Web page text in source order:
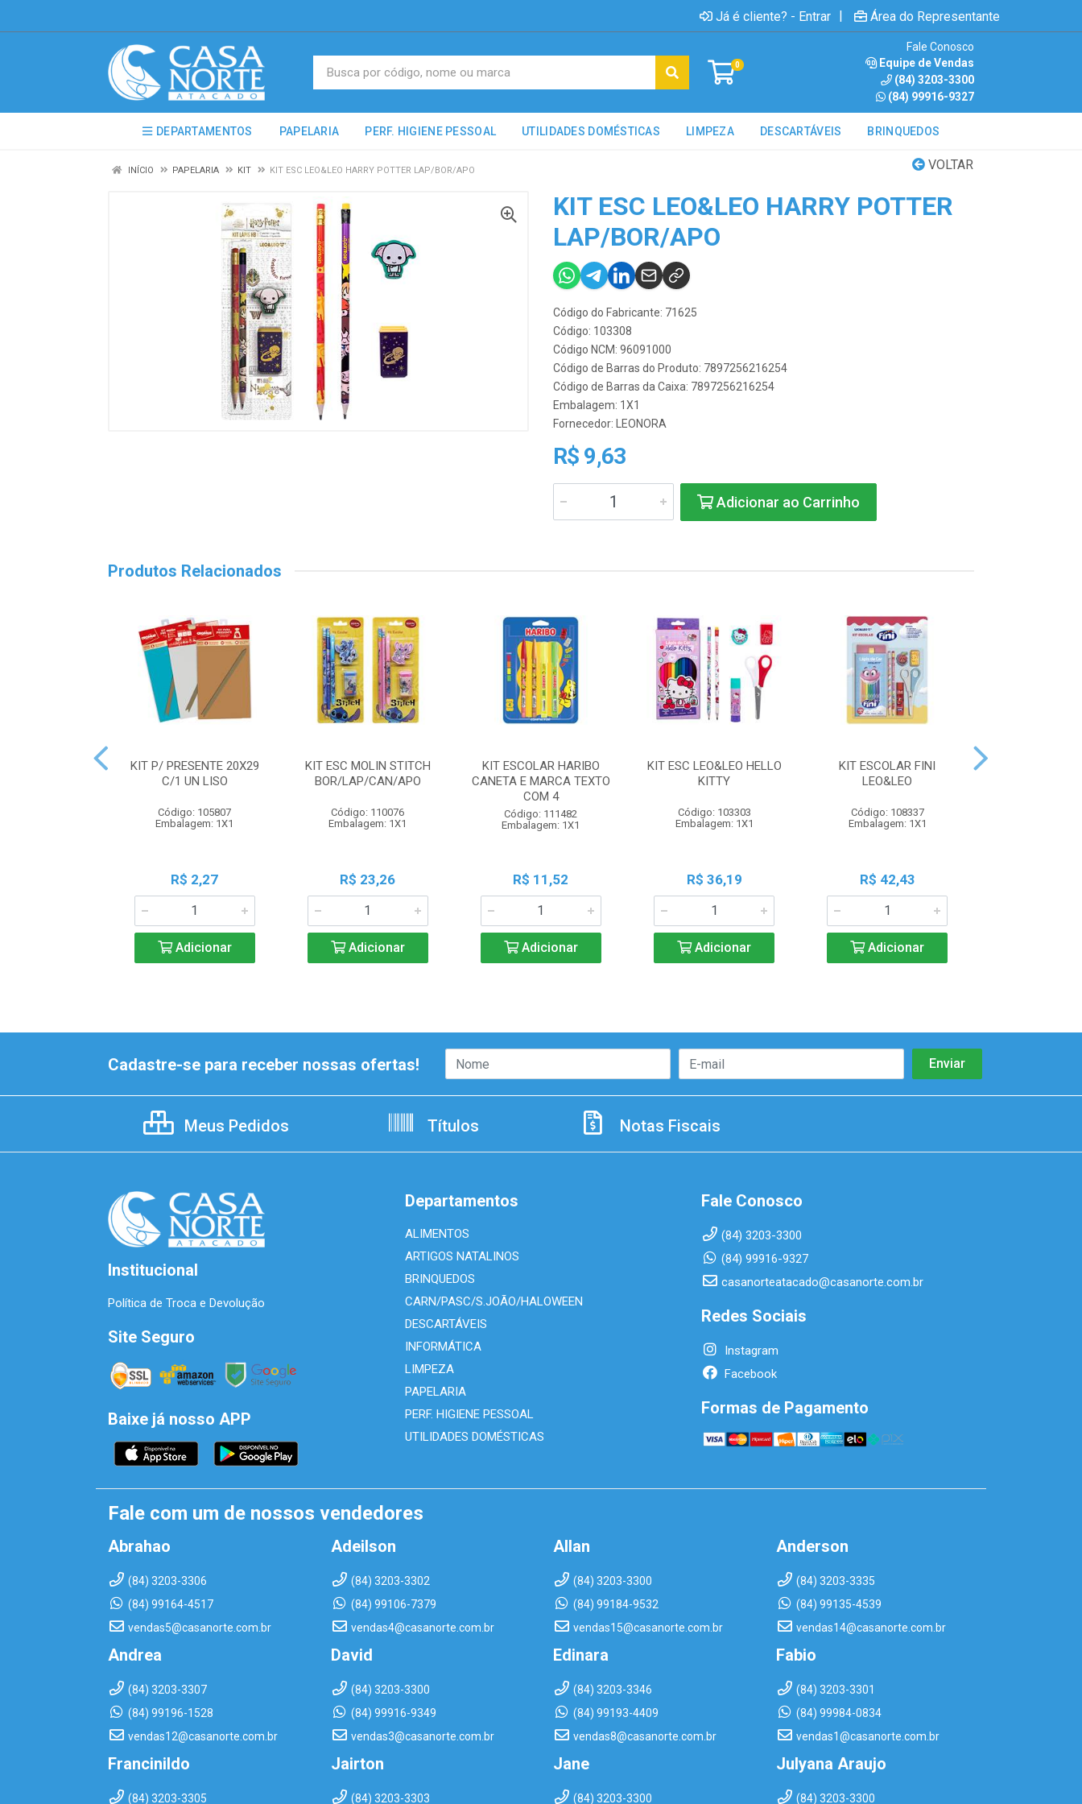
Já é cliente? - Entrar | Área do Representante
0
Fale Conosco
Equipe de Vendas
(84) 3203-3300
(84) 99916-9327
DEPARTAMENTOS PAPELARIA PERF. HIGIENE PESSOAL UTILIDADES DOMÉSTICAS LIMPEZA DESCARTÁVEIS BRINQUEDOS
VOLTAR
INÍCIO PAPELARIA KIT KIT ESC LEO&LEO HARRY POTTER LAP/BOR/APO
KIT ESC LEO&LEO HARRY POTTER
LAP/BOR/APO
Código do Fabricante: 71625
Código: 103308
Código NCM: 96091000
Código de Barras do Produto: 7897256216254
Código de Barras da Caixa: 7897256216254
Embalagem: 1X1
Fornecedor:
LEONORA
R$ 9,63
Adicionar ao Carrinho
Produtos Relacionados
KIT P/ PRESENTE 20X29
C/1 UN LISO
Código: 105807
Embalagem: 1X1
R$ 2,27
Adicionar
KIT ESC MOLIN STITCH
BOR/LAP/CAN/APO
Código: 110076
Embalagem: 1X1
R$ 23,26
Adicionar
KIT ESCOLAR HARIBO
CANETA E MARCA TEXTO
COM 4
Código: 111482
Embalagem: 1X1
R$ 11,52
Adicionar
KIT ESC LEO&LEO HELLO
KITTY
Código: 103303
Embalagem: 1X1
R$ 36,19
Adicionar
KIT ESCOLAR FINI
LEO&LEO
Código: 108337
Embalagem: 1X1
R$ 42,43
Adicionar
Cadastre-se para receber nossas ofertas!
Meus Pedidos Títulos Notas Fiscais
Institucional
Política de Troca e Devolução
Site Seguro
Baixe já nosso APP
Departamentos
ALIMENTOS
ARTIGOS NATALINOS
BRINQUEDOS
CARN/PASC/S.JOÃO/HALOWEEN
DESCARTÁVEIS
INFORMÁTICA
LIMPEZA
PAPELARIA
PERF. HIGIENE PESSOAL
UTILIDADES DOMÉSTICAS
Fale Conosco
(84) 3203-3300
(84) 99916-9327
casanorteatacado@casanorte.com.br
Redes Sociais
Instagram
Facebook
Formas de Pagamento
Fale com um de nossos vendedores
Abrahao
(84) 3203-3306
(84) 99164-4517
vendas5@casanorte.com.br
Adeilson
(84) 3203-3302
(84) 99106-7379
vendas4@casanorte.com.br
Allan
(84) 3203-3300
(84) 99184-9532
vendas15@casanorte.com.br
Anderson
(84) 3203-3335
(84) 99135-4539
vendas14@casanorte.com.br
Andrea
(84) 3203-3307
(84) 99196-1528
vendas12@casanorte.com.br
David
(84) 3203-3300
(84) 99916-9349
vendas3@casanorte.com.br
Edinara
(84) 3203-3346
(84) 99193-4409
vendas8@casanorte.com.br
Fabio
(84) 3203-3301
(84) 99984-0834
vendas1@casanorte.com.br
Francinildo
(84) 3203-3305
Jairton
(84) 3203-3303
Jane
(84) 3203-3300
Julyana Araujo
(84) 3203-3300